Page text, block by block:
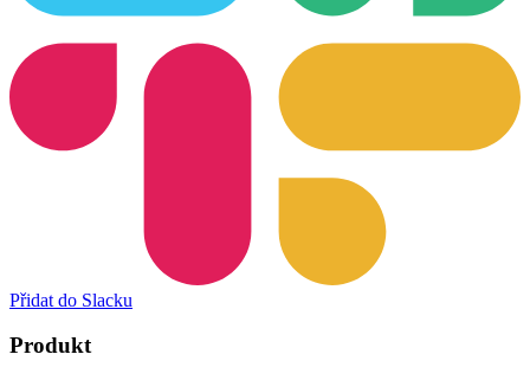
Přidat do Slacku
Produkt